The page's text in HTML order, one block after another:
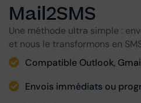
Mail2SMS
Une méthode ultra simple :
et nous le transformons en
Compatible Outlook,
Envois immédiats ou